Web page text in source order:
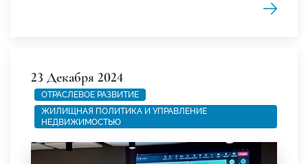
23 Декабря 2024
ОТРАСЛЕВОЕ РАЗВИТИЕ
ЖИЛИЩНАЯ ПОЛИТИКА И УПРАВЛЕНИЕ
НЕДВИЖИМОСТЬЮ